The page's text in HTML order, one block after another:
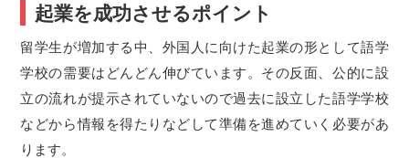
起業を成功させるポイント
留学生が増加する中、外国人に向けた起業の形として語学
学校の需要はどんどん伸びています。その反面、公的に設
立の流れが提示されていないので過去に設立した語学学校
などから情報を得たりなどして準備を進めていく必要があ
ります。